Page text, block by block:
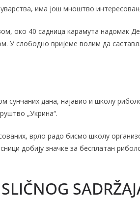
има још мноштво
око 40 садница карамута надомак
У слободно вријеме волим да
сунчаних дана, најавио и школу
„Укрина“.
врло радо бисмо школу
добију значке за бесплатан